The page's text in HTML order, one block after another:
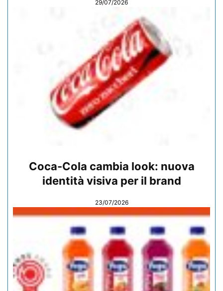
29/07/2026
Coca-Cola cambia look: nuova
identità visiva per il brand
23/07/2026